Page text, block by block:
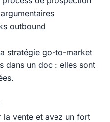
outbound
stratégie go-to-market
dans un doc : elles sont
la vente et avez un fort